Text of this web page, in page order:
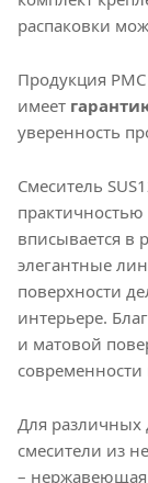
распаковки
Продукция РМС
имеет
уверенность
Смеситель
вписывается в
элегантные
поверхности
интерьере.
и матовой
Для различных
смесители из
– нержавеющая